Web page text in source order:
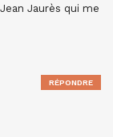
Jaurès qui me
RÉPONDRE